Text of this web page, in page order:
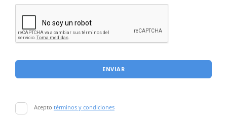
ENVIAR
Acepto términos y condiciones